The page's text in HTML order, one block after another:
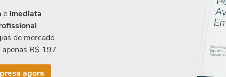
e imediata
de mercado
R$ 197
agora